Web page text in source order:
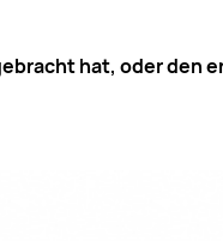
hat, oder den